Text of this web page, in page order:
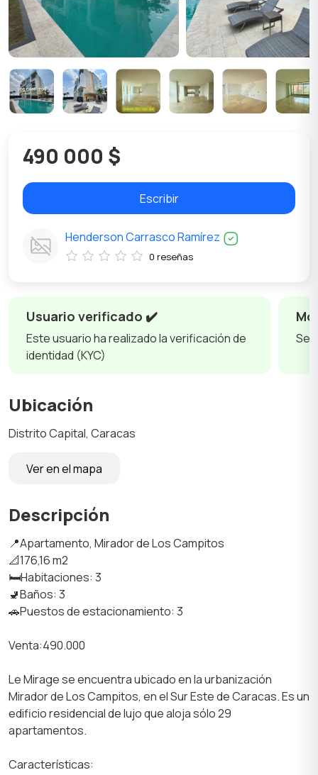
Usuario verificado ✔️
Este usuario ha realizado la verificación de
identidad (KYC)
Se
Ubicación
Distrito Capital, Caracas
Ver en el mapa
Descripción
📍Apartamento, Mirador de Los Campitos
📐176,16 m2
🛏️Habitaciones: 3
🚽Baños: 3
🚗Puestos de estacionamiento: 3
Venta:490.000
Le Mirage se encuentra ubicado en la urbanización
Mirador de Los Campitos, en el Sur Este de Caracas. Es un
edificio residencial de lujo que aloja sólo 29
apartamentos.
Características:
490 000 $
Escribir
Henderson Carrasco Ramírez
0 reseñas